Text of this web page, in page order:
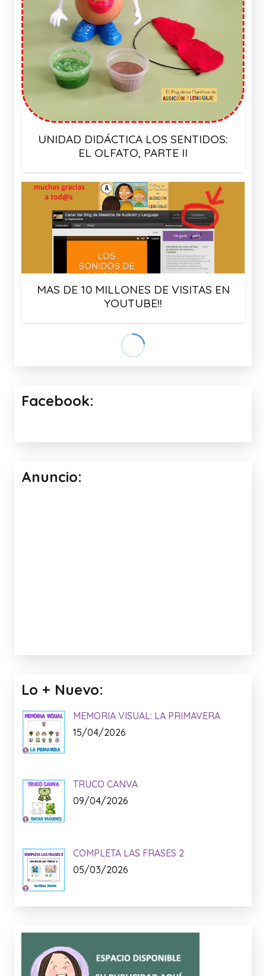
UNIDAD DIDÁCTICA LOS SENTIDOS:
EL OLFATO, PARTE II
MAS DE 10 MILLONES DE VISITAS EN
YOUTUBE!!
Anuncio:
Lo + Nuevo:
MEMORIA VISUAL: LA PRIMAVERA
15/04/2026